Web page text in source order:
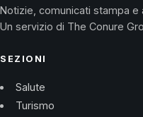
Notizie, comunicati stampa e
Un servizio di The Conure
SEZIONI
Salute
Turismo